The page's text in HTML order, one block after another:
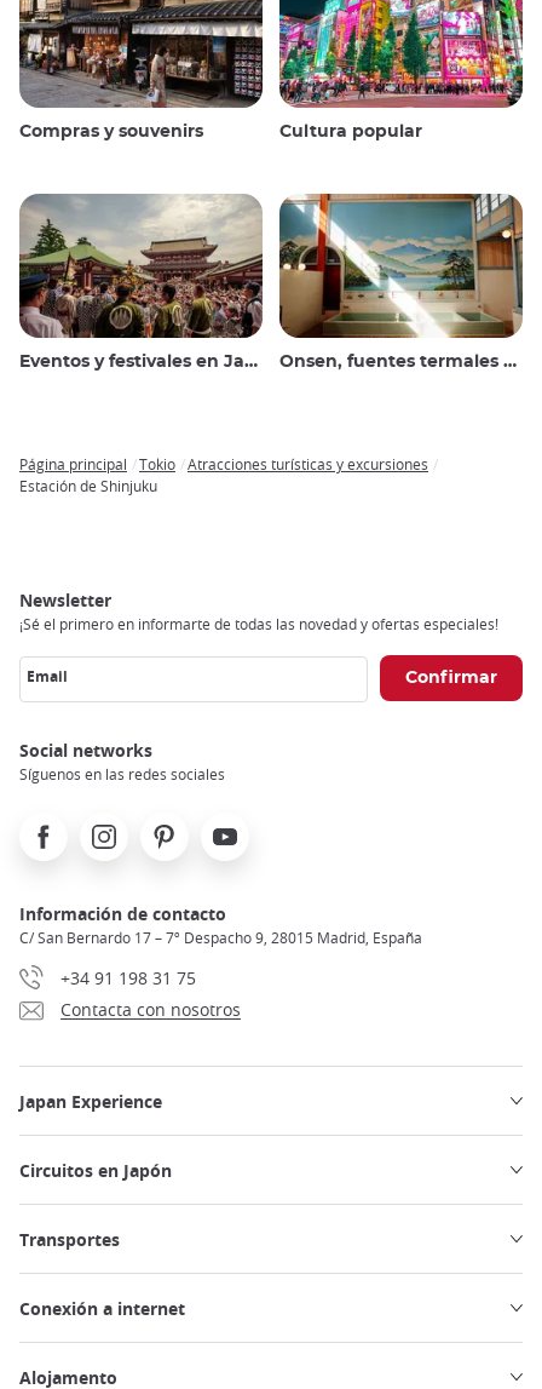
Compras y souvenirs Cultura popular
Eventos y festivales en Japón Onsen, fuentes termales y baños públicos
Breadcrumb
Página principal Tokio
Atracciones turísticas y excursiones
Estación de Shinjuku
Newsletter
¡Sé el primero en informarte de todas las novedad y ofertas especiales!
Email
Social networks
Síguenos en las redes sociales
FacebookInstagramPinterest Youtube
Información de contacto
C/ San Bernardo 17 – 7º Despacho 9, 28015 Madrid, España
+34 91 198 31 75
Contacta con nosotros
Japan Experience
Circuitos en Japón
Transportes
Conexión a internet
Alojamento